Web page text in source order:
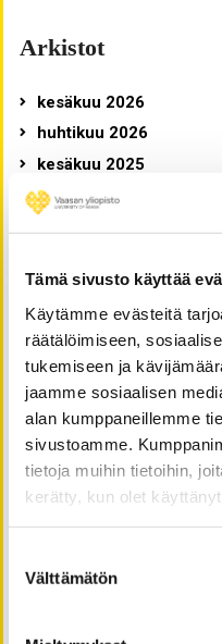
Tämä sivusto käyttää
Käytämme evästeitä
räätälöimiseen,
tukemiseen ja
jaamme sosiaalisen
alan kumppaneillemme
sivustoamme.
tietoja muihin tietoihin,
kerätty, kun olet
valinta
Välttämätön
Arkistot
kesäkuu 2026
huhtikuu 2026
kesäkuu 2025
helmikuu 2025
kesäkuu 2022
helmikuu 2022
lokakuu 2021
huhtikuu 2021
helmikuu 2021
tammikuu 2021
joulukuu 2020
marraskuu 2020
syyskuu 2020